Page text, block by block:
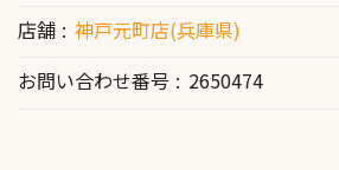
店舗
神戸元町店(兵庫県)
お問い合わせ番号
2650474